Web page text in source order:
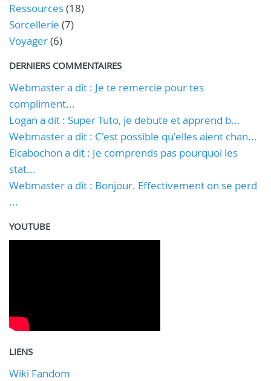
Ressources(18)
Sorcellerie (7)
Voyager(6)
DERNIERS COMMENTAIRES
Webmaster a dit : Je te remercie pour tes
compliment...
Logan a dit : Super Tuto, je debute et apprend b...
Webmaster a dit : C'est possible qu'elles aient chan...
Elcabochon a dit : Je comprends pas pourquoi les
stat...
Webmaster a dit : Bonjour. Effectivement on se perd
...
YOUTUBE
LIENS
Wiki Fandom